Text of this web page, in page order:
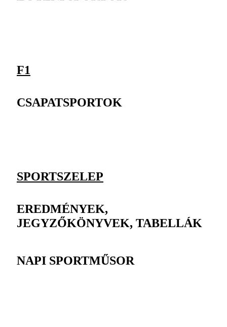
F1
CSAPATSPORTOK
SPORTSZELEP
EREDMÉNYEK,
JEGYZŐKÖNYVEK, TABELLÁK
NAPI SPORTMŰSOR